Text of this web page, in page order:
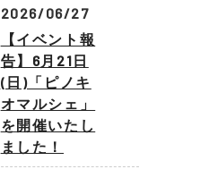
2026/06/27
【イベント報
告】6月21日
(日)「ピノキ
オマルシェ」
を開催いたし
ました！